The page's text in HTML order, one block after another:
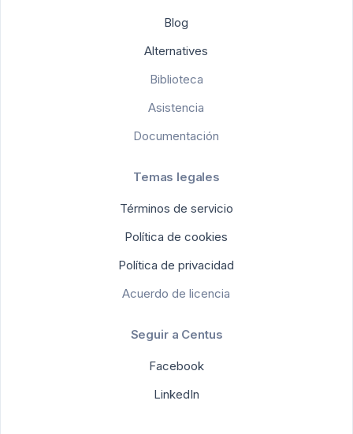
Blog
Alternatives
Biblioteca
Asistencia
Documentación
Temas legales
Términos de servicio
Política de cookies
Política de privacidad
Acuerdo de licencia
Seguir a Centus
Facebook
LinkedIn